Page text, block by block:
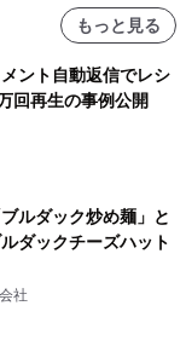
もっと見る
ント自動返信でレシ
回再生の事例公開
ルダック炒め麺」と
ダックチーズハット
社